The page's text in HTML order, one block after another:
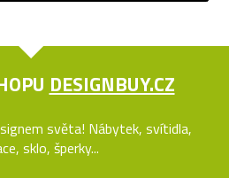
DESIGNBUY.CZ
světa! Nábytek, svítidla,
sklo, šperky...